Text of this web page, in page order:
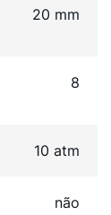
20 mm
8
10 atm
não